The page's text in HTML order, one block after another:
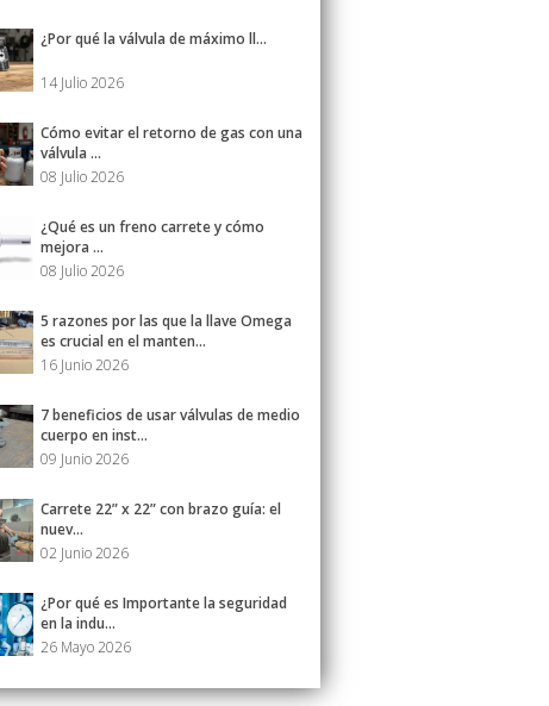
¿Por qué la válvula de máximo ll...
14 Julio 2026
Cómo evitar el retorno de gas con una
válvula ...
08 Julio 2026
¿Qué es un freno carrete y cómo
mejora ...
08 Julio 2026
5 razones por las que la llave Omega
es crucial en el manten...
16 Junio 2026
7 beneficios de usar válvulas de medio
cuerpo en inst...
09 Junio 2026
Carrete 22” x 22” con brazo guía: el
nuev...
02 Junio 2026
¿Por qué es Importante la seguridad
en la indu...
26 Mayo 2026